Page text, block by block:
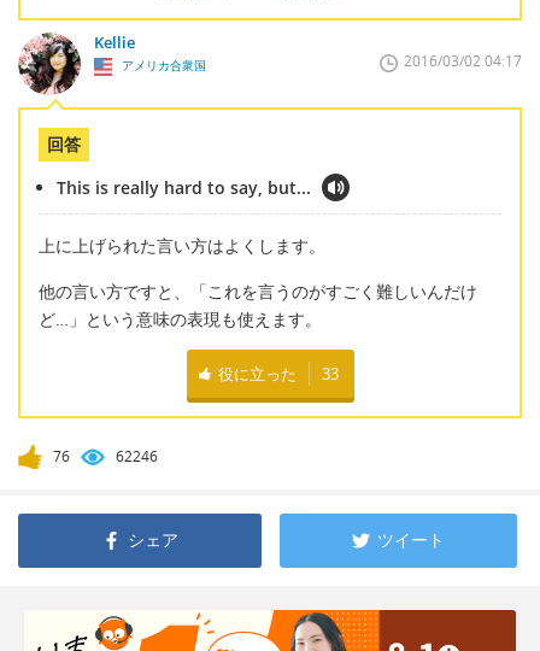
Kellie
アメリカ合衆国 2016/03/02 04:17
回答
This is really hard to say, but...
上に上げられた言い方はよくします。
他の言い方ですと、「これを言うのがすごく難しいんだけ
ど…」という意味の表現も使えます。
役に立った 33
76 62246
シェア ツイート